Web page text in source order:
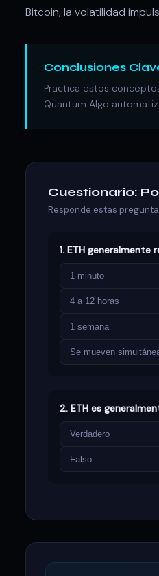
Bitcoin, la volatilidad
Conclusiones
Practica estos
Quantum Algo
Cuestionario:
Responde estas
1. ETH generalmente
1 minuto
4 a 12 horas
1 semana
Se mueven
2. ETH es
Verdadero
Falso